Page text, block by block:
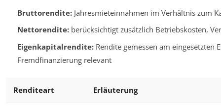
Bruttorendite:Jahresmieteinnahmen im Verhältnis zum
Nettorendite:berücksichtigt zusätzlich Betriebskosten,
Eigenkapitalrendite:Rendite gemessen am eingesetzten
Fremdfinanzierung relevant
Renditeart Erläuterung